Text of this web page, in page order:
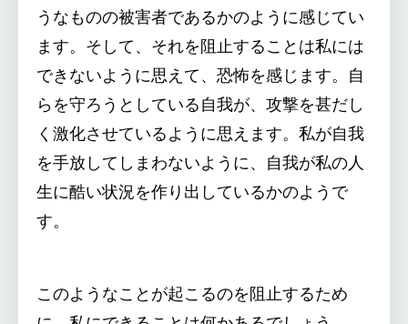
うなものの被害者であるかのように感じてい
ます。そして、それを阻止することは私には
できないように思えて、恐怖を感じます。自
らを守ろうとしている自我が、攻撃を甚だし
く激化させているように思えます。私が自我
を手放してしまわないように、自我が私の人
生に酷い状況を作り出しているかのようで
す。
このようなことが起こるのを阻止するため